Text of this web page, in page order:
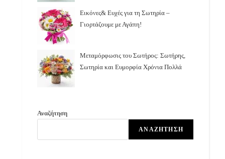
Εικόνες& Ευχές για τη Σωτηρία –
Γιορτάζουμε με Αγάπη!
Μεταμόρφωσις του Σωτήρος: Σωτήρης,
Σωτηρία και Ευμορφία Χρόνια Πολλά
Αναζήτηση
ΑΝΑΖΉΤΗΣΗ